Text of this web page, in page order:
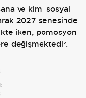
ve kimi sosyal
2027 senesinde
iken, pomosyon
değişmektedir.